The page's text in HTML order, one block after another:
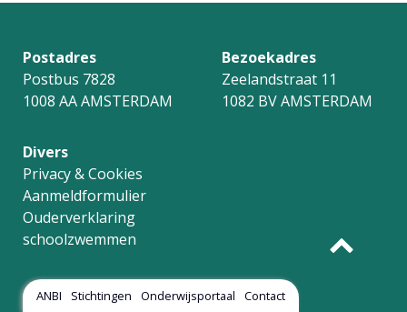
Postadres
Postbus 7828
1008 AA AMSTERDAM
Bezoekadres
Zeelandstraat 11
1082 BV AMSTERDAM
Divers
Privacy & Cookies
Aanmeldformulier
Ouderverklaring
schoolzwemmen
ANBI Stichtingen Onderwijsportaal Contact